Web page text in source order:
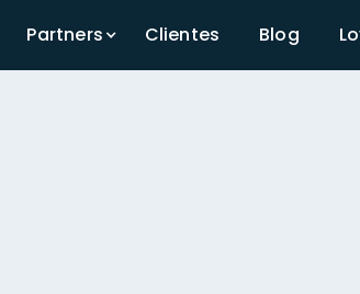
Partners Clientes Blog